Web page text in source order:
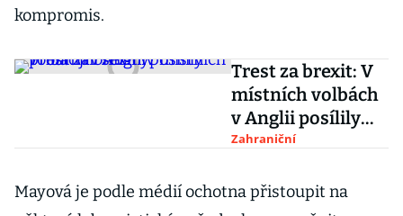
kompromis.
Trest za brexit: V
místních volbách
v Anglii posílily
prounijní strany
Zahraniční
Mayová je podle médií ochotna přistoupit na